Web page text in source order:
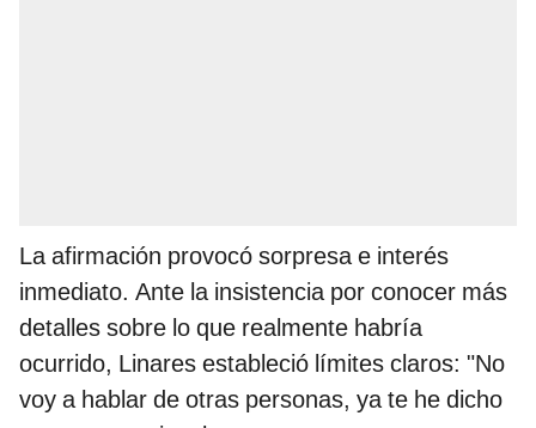
La afirmación provocó sorpresa e interés
inmediato. Ante la insistencia por conocer más
detalles sobre lo que realmente habría
ocurrido, Linares estableció límites claros: "No
voy a hablar de otras personas, ya te he dicho